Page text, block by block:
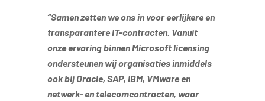
“Samen zetten we ons in voor eerlijkere en
transparantere IT-contracten. Vanuit
onze ervaring binnen Microsoft licensing
ondersteunen wij organisaties inmiddels
ook bij Oracle, SAP, IBM, VMware en
netwerk- en telecomcontracten, waar